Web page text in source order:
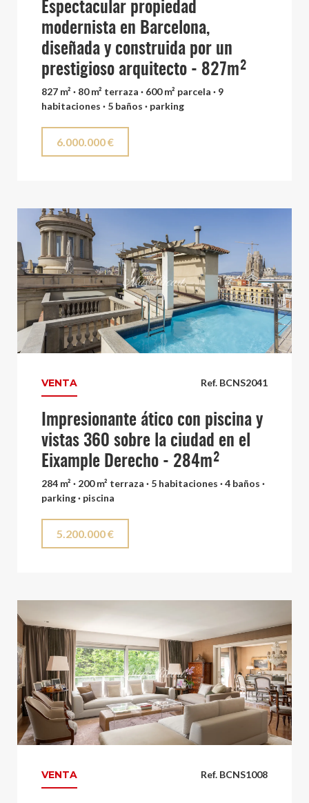
Espectacular propiedad
modernista en Barcelona,
diseñada y construida por un
prestigioso arquitecto - 827m²
827 m² · 80 m² terraza · 600 m² parcela · 9
habitaciones · 5 baños · parking
6.000.000 €
Ref. BCNS2041
VENTA
Impresionante ático con piscina y
vistas 360 sobre la ciudad en el
Eixample Derecho - 284m²
284 m² · 200 m² terraza · 5 habitaciones · 4 baños ·
parking · piscina
5.200.000 €
Ref. BCNS1008
VENTA